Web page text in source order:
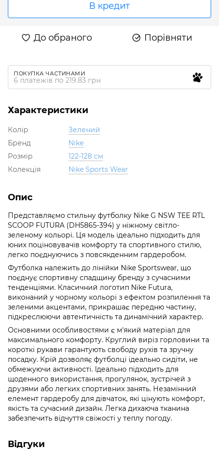
В кредит
До обраного Порівняти
ПОКУПКА ЧАСТИНАМИ
6 платежів по 219.83 грн
Характеристики
Колір
Зелений
Бренд
Nike
Розмір
122-128 см
Колекція
Nike Sports Wear
Опис
Представляємо стильну футболку Nike G NSW TEE RTL
SCOOP FUTURA (DH5865-394) у ніжному світло-
зеленому кольорі. Ця модель ідеально підходить для
юних поціновувачів комфорту та спортивного стилю,
легко поєднуючись з повсякденним гардеробом.
Футболка належить до лінійки Nike Sportswear, що
поєднує спортивну спадщину бренду з сучасними
тенденціями. Класичний логотип Nike Futura,
виконаний у чорному кольорі з ефектом розпилення та
зеленими акцентами, прикрашає передню частину,
підкреслюючи автентичність та динамічний характер.
Основними особливостями є м'який матеріал для
максимального комфорту. Круглий виріз горловини та
короткі рукави гарантують свободу рухів та зручну
посадку. Крій дозволяє футболці ідеально сидіти, не
обмежуючи активності. Ідеально підходить для
щоденного використання, прогулянок, зустрічей з
друзями або легких спортивних занять. Незамінний
елемент гардеробу для дівчаток, які цінують комфорт,
якість та сучасний дизайн. Легка дихаюча тканина
забезпечить відчуття свіжості у теплу погоду.
Відгуки